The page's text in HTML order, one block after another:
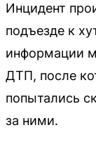
Инцидент
подъезде к
информации
ДТП, после
попытались
за ними.